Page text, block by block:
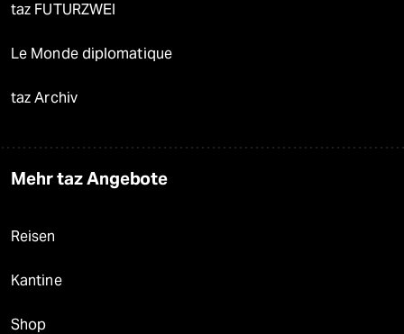
taz FUTURZWEI
Le Monde diplomatique
taz Archiv
Mehr taz Angebote
Reisen
Kantine
Shop